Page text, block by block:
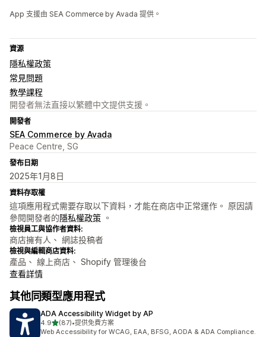
App 支援由 SEA Commerce by Avada 提供。
資源
隱私權政策
常見問題
教學課程
開發者無法直接以繁體中文提供支援。
開發者
SEA Commerce by Avada
Peace Centre, SG
發布日期
2025年1月8日
資料存取權
這項應用程式需要存取以下資料，才能在商店中正常運作。 原因請
參閱開發者的隱私權政策 。
檢視員工與協作者資料:
商店擁有人、 網誌投稿者
檢視與編輯商店資料:
產品、 線上商店、 Shopify 管理後台
查看詳情
其他同類型應用程式
ADA Accessibility Widget by AP
4.9滿分 5 顆星
(87)
共有 87 則評價
•提供免費方案
Web Accessibility for WCAG, EAA, BFSG, AODA & ADA Compliance.